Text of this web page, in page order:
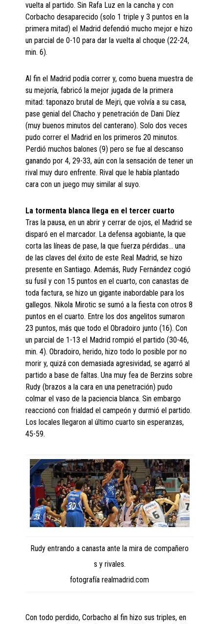
vuelta al partido. Sin Rafa Luz en la cancha y con
Corbacho desaparecido (solo 1 triple y 3 puntos en la
primera mitad) el Madrid defendió mucho mejor e hizo
un parcial de 0-10 para dar la vuelta al choque (22-24,
min. 6).
Al fin el Madrid podía correr y, como buena muestra de
su mejoría, fabricó la mejor jugada de la primera
mitad: taponazo brutal de Mejri, que volvía a su casa,
pase genial del Chacho y penetración de Dani Díez
(muy buenos minutos del canterano). Solo dos veces
pudo correr el Madrid en los primeros 20 minutos.
Perdió muchos balones (9) pero se fue al descanso
ganando por 4, 29-33, aún con la sensación de tener un
rival muy duro enfrente. Rival que le había plantado
cara con un juego muy similar al suyo.
La tormenta blanca llega en el tercer cuarto
Tras la pausa, en un abrir y cerrar de ojos, el Madrid se
disparó en el marcador. La defensa agobiante, la que
corta las líneas de pase, la que fuerza pérdidas… una
de las claves del éxito de este Real Madrid, se hizo
presente en Santiago. Además, Rudy Fernández cogió
su fusil y con 15 puntos en el cuarto, con canastas de
toda factura, se hizo un gigante inabordable para los
gallegos. Nikola Mirotic se sumó a la fiesta con otros 8
puntos en el cuarto. Entre los dos angelitos sumaron
23 puntos, más que todo el Obradoiro junto (16). Con
un parcial de 1-13 el Madrid rompió el partido (30-46,
min. 4). Obradoiro, herido, hizo todo lo posible por no
morir y, quizá con demasiada agresividad, se agarró al
partido a base de faltas. Una muy fea de Berzins sobre
Rudy (brazos a la cara en una penetración) pudo
colmar el vaso de la paciencia blanca. Sin embargo
reaccionó con frialdad el campeón y durmió el partido.
Los locales llegaron al último cuarto sin esperanzas,
45-59.
Rudy entrando a canasta ante la mira de compañero
s y rivales.
fotografía realmadrid.com
Con todo perdido, Corbacho al fin hizo sus triples, en